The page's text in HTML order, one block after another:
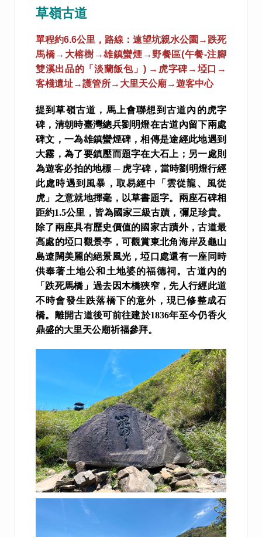
草嶺古道
單程約6.6公里，路線：遠望坑親水公園→跌死
馬橋→大榕樹→雄鎮蠻煙→野餐區(午餐-注腳
雙溪出品的「淡蘭飯包」) →虎字碑→埡口→
客棧遺址→護管所→大里天公廟→遊客中心
提到草嶺古道，馬上會聯想到古道內的虎字
碑，清朝時臺灣總兵劉明燈在古道內留下兩處
碑文，一為雄鎮蠻煙碑，相傳是途經此地遇到
大霧，為了要鎮壓而題字在大石上；另一處則
為遊客必拍的地標 ─ 虎字碑，當時劉明燈行經
此處時遇到風暴，取易經中「雲從龍、風從
虎」之意就地揮毫，以草書題字。兩座石碑相
距約1.5公里，皆為國家三級古蹟，彌足珍貴。
除了兩座具有歷史價值的國家古蹟外，古道最
高處的埡口觀景亭，可觀賞東北角海岸及龜山
島遼闊美麗的絕景風光，埡口處還有一座同時
供奉著土地公和土地婆的福德祠。古道內的
「跌死馬橋」過去因木橋狹窄，先人行經此道
不時會發生跌落橋下的意外，現已修整成石
橋。離開古道後可前往建於1836年至今仍香火
鼎盛的大里天公廟祈福參拜。